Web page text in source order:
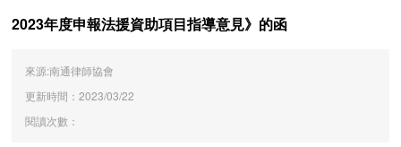
2023年度申報法援資助項目指導意見》的函
來源:南通律師協會
更新時間：2023/03/22
閱讀次數：